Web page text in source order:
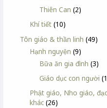
Thiên Can (2)
Khí tiết (10)
Tôn giáo & thần linh (49)
Hạnh nguyện (9)
Bữa ăn gia đình (3)
Giáo dục con người
Phật giáo, Nho giáo,
khác (26)